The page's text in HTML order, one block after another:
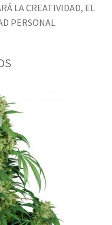
LA CREATIVIDAD, EL
PERSONAL